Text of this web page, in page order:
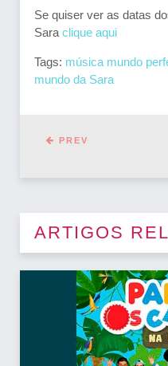
Se quiser ver as datas
Sara clique aqui
Tags: música mundo
mundo da Sara
PREV
ARTIGOS